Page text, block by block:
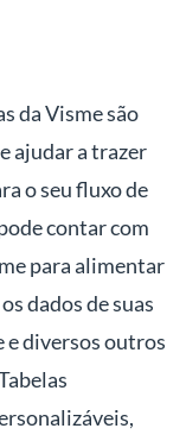
da Visme são
ajudar a trazer
o seu fluxo de
contar com
para alimentar
dados de suas
e diversos outros